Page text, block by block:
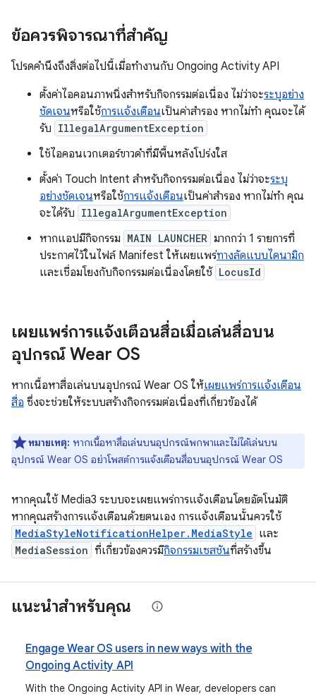
ข้อควรพิจารณาที่สำคัญ
โปรดคำนึงถึงสิ่งต่อไปนี้เมื่อทำงานกับ Ongoing Activity API
ตั้งค่าไอคอนภาพนิ่งสำหรับกิจกรรมต่อเนื่อง ไม่ว่าจะระบุอย่าง
ชัดเจนหรือใช้การแจ้งเตือนเป็นค่าสำรอง หากไม่ทำ คุณจะได้
รับ IllegalArgumentException
ใช้ไอคอนเวกเตอร์ขาวดำที่มีพื้นหลังโปร่งใส
ตั้งค่า Touch Intent สำหรับกิจกรรมต่อเนื่อง ไม่ว่าจะระบุ
อย่างชัดเจนหรือใช้การแจ้งเตือนเป็นค่าสำรอง หากไม่ทำ คุณ
จะได้รับ IllegalArgumentException
หากแอปมีกิจกรรม MAIN LAUNCHER มากกว่า 1 รายการที่
ประกาศไว้ในไฟล์ Manifest ให้เผยแพร่ทางลัดแบบไดนามิก
และเชื่อมโยงกับกิจกรรมต่อเนื่องโดยใช้ LocusId
เผยแพร่การแจ้งเตือนสื่อเมื่อเล่นสื่อบน
อุปกรณ์ Wear OS
หากเนื้อหาสื่อเล่นบนอุปกรณ์ Wear OS ให้เผยแพร่การแจ้งเตือน
สื่อ ซึ่งจะช่วยให้ระบบสร้างกิจกรรมต่อเนื่องที่เกี่ยวข้องได้
หมายเหตุ: หากเนื้อหาสื่อเล่นบนอุปกรณ์พกพาและไม่ได้เล่นบน
อุปกรณ์ Wear OS อย่าโพสต์การแจ้งเตือนสื่อบนอุปกรณ์ Wear OS
หากคุณใช้ Media3 ระบบจะเผยแพร่การแจ้งเตือนโดยอัตโนมัติ
หากคุณสร้างการแจ้งเตือนด้วยตนเอง การแจ้งเตือนนั้นควรใช้
MediaStyleNotificationHelper.MediaStyle และ
MediaSession ที่เกี่ยวข้องควรมีกิจกรรมเซสชันที่สร้างขึ้น
แนะนำสำหรับคุณ
Engage Wear OS users in new ways with the
Ongoing Activity API
With the Ongoing Activity API in Wear, developers can